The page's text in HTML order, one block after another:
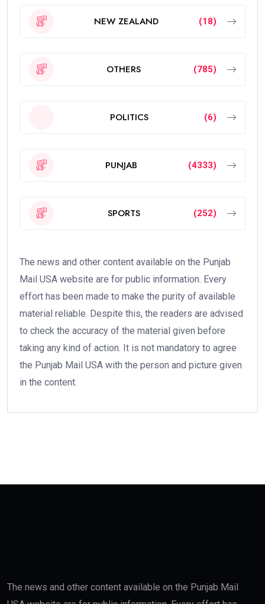
NEW ZEALAND (18)
OTHERS (785)
POLITICS (6)
PUNJAB (4333)
SPORTS (252)
The news and other content available on the Punjab
Mail USA website are for public information. Every
effort has been made to make the purity of available
material reliable. Despite this, the readers are advised
to check the accuracy of the material given before
taking any kind of action. It is not mandatory to agree
the Punjab Mail USA with the person and picture given
in the content.
The news and other content available on the Punjab Mail